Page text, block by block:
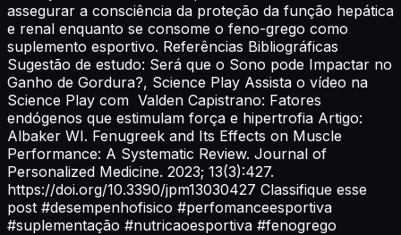
assegurar a consciência da proteção da função hepática
e renal enquanto se consome o feno-grego como
suplemento esportivo. Referências Bibliográficas
Sugestão de estudo: Será que o Sono pode Impactar no
Ganho de Gordura?, Science Play Assista o vídeo na
Science Play com Valden Capistrano: Fatores
endógenos que estimulam força e hipertrofia Artigo:
Albaker WI. Fenugreek and Its Effects on Muscle
Performance: A Systematic Review. Journal of
Personalized Medicine. 2023; 13(3):427.
https://doi.org/10.3390/jpm13030427 Classifique esse
post #desempenhofisico #perfomanceesportiva
#suplementação #nutricaoesportiva #fenogrego